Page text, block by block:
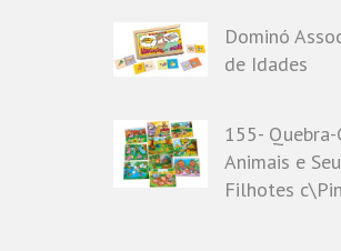
Dominó
de Idades
155- Quebra-
Animais e
Filhotes